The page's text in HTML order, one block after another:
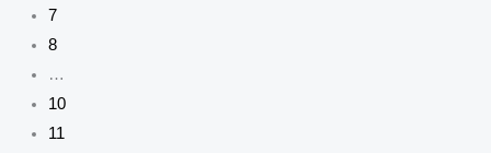
7
8
…
10
11